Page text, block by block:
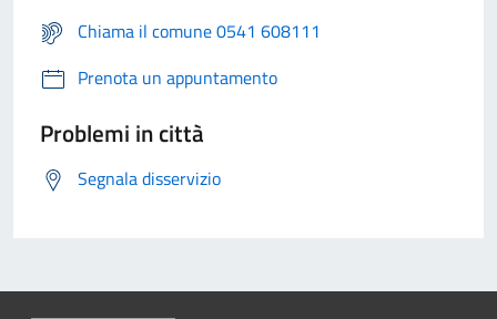
Chiama il comune 0541 608111
Prenota un appuntamento
Problemi in città
Segnala disservizio